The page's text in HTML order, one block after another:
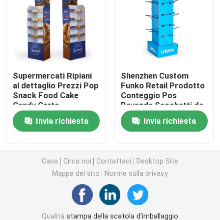
Scatola d'imballaggio cosmetica
Imballaggi alimentari
Stampa di libri con copertina rigida
Stampa Softcover del libro
Scatola d'imballaggio della parrucca
Supermercati Ripiani
al dettaglio Prezzi Pop
Snack Food Cake
Candy Carta
pieghevole Cartone
Palette Pavimento
Display Stand Rack
Invia richiesta
Shenzhen Custom
Funko Retail Prodotto
Conteggio Pos
Bevande Sacchetti da
caffè Mensole
Piattaforma di
cartone
Invia richiesta
Casa Circa noi Contattaci
Desktop Site
Mappa del sito
Norme sulla privacy
Qualità stampa della scatola d'imballaggio